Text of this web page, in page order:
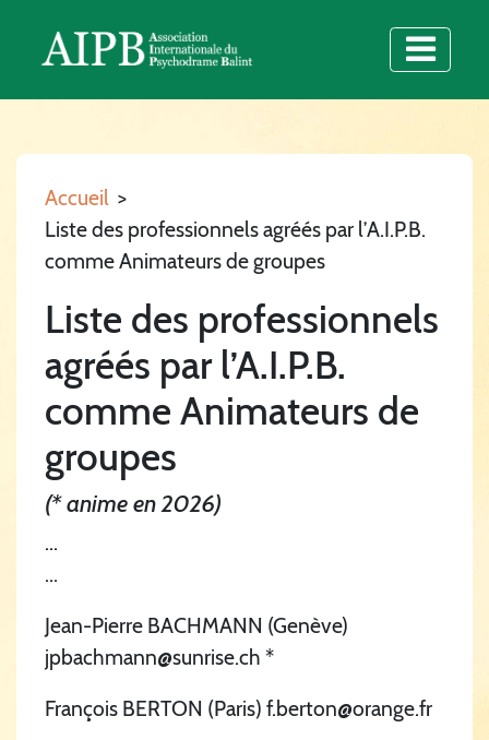
Accueil >
Liste des professionnels agréés par l’A.I.P.B.
comme Animateurs de groupes
Liste des professionnels
agréés par l’A.I.P.B.
comme Animateurs de
groupes
(* anime en 2026)
...
...
Jean-Pierre BACHMANN (Genève)
jpbachmann@sunrise.ch *
François BERTON (Paris) f.berton@orange.fr